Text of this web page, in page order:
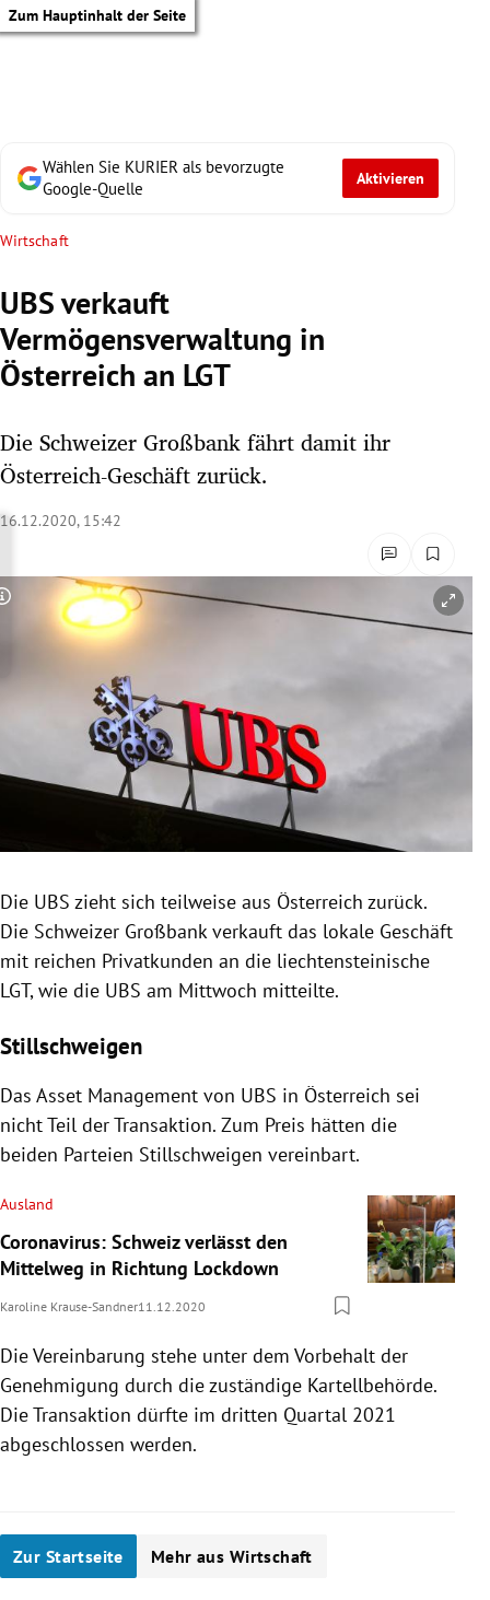
Zum Hauptinhalt der Seite
Untermenü
Untermenü
Untermenü
Untermenü
Untermenü
Untermenü
Wählen Sie KURIER als bevorzugte
Google-Quelle
Aktivieren
Wirtschaft
UBS verkauft
Vermögensverwaltung in
Österreich an LGT
Die Schweizer Großbank fährt damit ihr
Österreich-Geschäft zurück.
16.12.2020, 15:42
Copyright-Hinweis öffnen/schließen
Die UBS zieht sich teilweise aus Österreich zurück.
Die Schweizer Großbank verkauft das lokale Geschäft
mit reichen Privatkunden an die liechtensteinische
LGT, wie die UBS am Mittwoch mitteilte.
Stillschweigen
Das Asset Management von UBS in Österreich sei
nicht Teil der Transaktion. Zum Preis hätten die
beiden Parteien Stillschweigen vereinbart.
Ausland
Coronavirus: Schweiz verlässt den
Mittelweg in Richtung Lockdown
Karoline Krause-Sandner11.12.2020
Die Vereinbarung stehe unter dem Vorbehalt der
Genehmigung durch die zuständige Kartellbehörde.
Die Transaktion dürfte im dritten Quartal 2021
abgeschlossen werden.
Zur Startseite Mehr aus Wirtschaft